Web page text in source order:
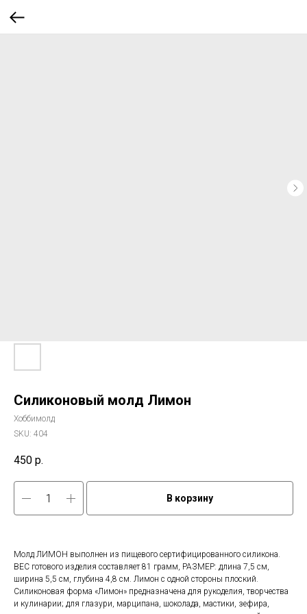
Силиконовый молд Лимон
Хоббимолд
SKU: 404
450 р.
В корзину
Молд ЛИМОН выполнен из пищевого сертифицированного силикона.
ВЕС готового изделия составляет 81 грамм, РАЗМЕР: длина 7,5 см,
ширина 5,5 см, глубина 4,8 см. Лимон с одной стороны плоский.
Силиконовая форма «Лимон» предназначена для рукоделия, творчества
и кулинарии; для глазури, марципана, шоколада, мастики, зефира,